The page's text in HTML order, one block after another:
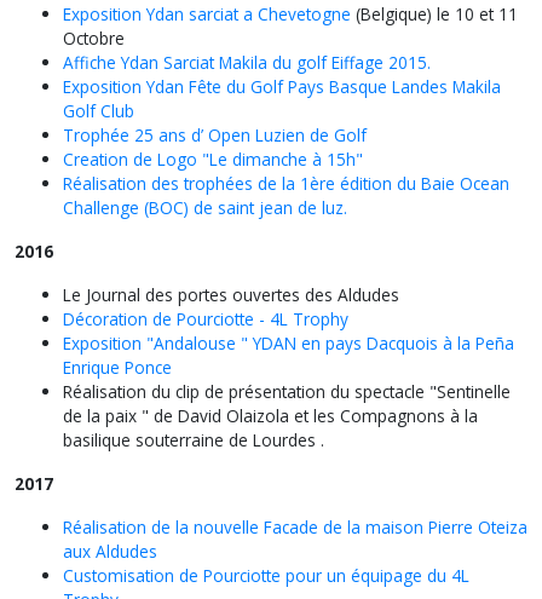
Exposition Ydan sarciat a Chevetogne (Belgique) le 10 et 11
Octobre
Affiche Ydan Sarciat Makila du golf Eiffage 2015.
Exposition Ydan Fête du Golf Pays Basque Landes Makila
Golf Club
Trophée 25 ans d’ Open Luzien de Golf
Creation de Logo "Le dimanche à 15h"
Réalisation des trophées de la 1ère édition du Baie Ocean
Challenge (BOC) de saint jean de luz.
2016
Le Journal des portes ouvertes des Aldudes
Décoration de Pourciotte - 4L Trophy
Exposition "Andalouse " YDAN en pays Dacquois à la Peña
Enrique Ponce
Réalisation du clip de présentation du spectacle "Sentinelle
de la paix " de David Olaizola et les Compagnons à la
basilique souterraine de Lourdes .
2017
Réalisation de la nouvelle Facade de la maison Pierre Oteiza
aux Aldudes
Customisation de Pourciotte pour un équipage du 4L